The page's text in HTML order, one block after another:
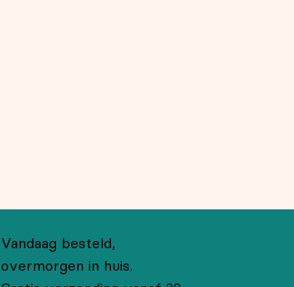
Vandaag besteld,
overmorgen in huis.